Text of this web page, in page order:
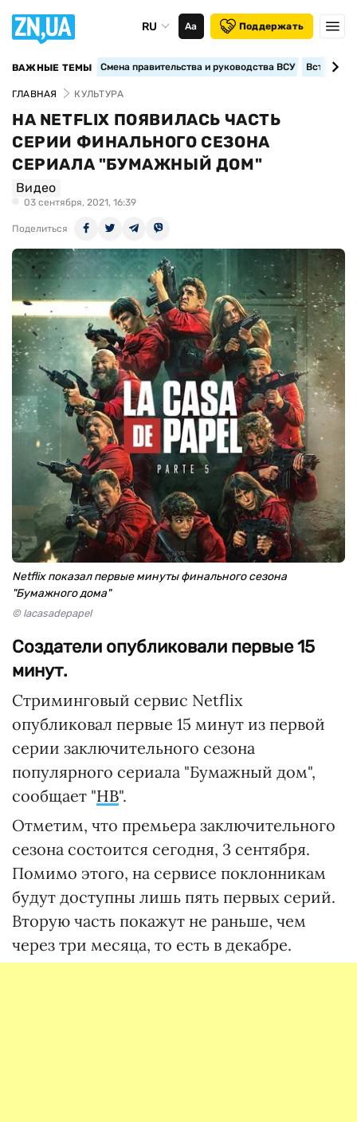
RU Аа Поддержать
ВАЖНЫЕ ТЕМЫ Смена правительства и руководства ВСУ
ГЛАВНАЯ КУЛЬТУРА
НА NETFLIX ПОЯВИЛАСЬ ЧАСТЬ
СЕРИИ ФИНАЛЬНОГО СЕЗОНА
СЕРИАЛА "БУМАЖНЫЙ ДОМ"
Видео
03 сентября, 2021, 16:39
Поделиться
Netflix показал первые минуты финального сезона
"Бумажного дома"
© lacasadepapel
Создатели опубликовали первые 15
минут.
Стриминговый сервис Netflix
опубликовал первые 15 минут из первой
серии заключительного сезона
популярного сериала "Бумажный дом",
сообщает "НВ".
Отметим, что премьера заключительного
сезона состоится сегодня, 3 сентября.
Помимо этого, на сервисе поклонникам
будут доступны лишь пять первых серий.
Вторую часть покажут не раньше, чем
через три месяца, то есть в декабре.